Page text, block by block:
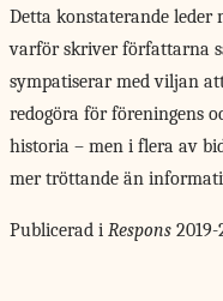
Detta konstaterande
varför skriver författarna
sympatiserar med viljan
redogöra för föreningens
historia – men i flera av
mer tröttande än
Publicerad i Respons 2019-